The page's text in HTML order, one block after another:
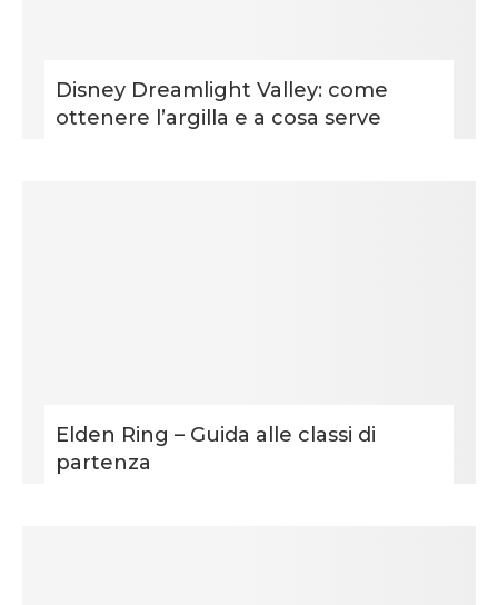
Disney Dreamlight Valley: come
ottenere l’argilla e a cosa serve
Elden Ring – Guida alle classi di
partenza